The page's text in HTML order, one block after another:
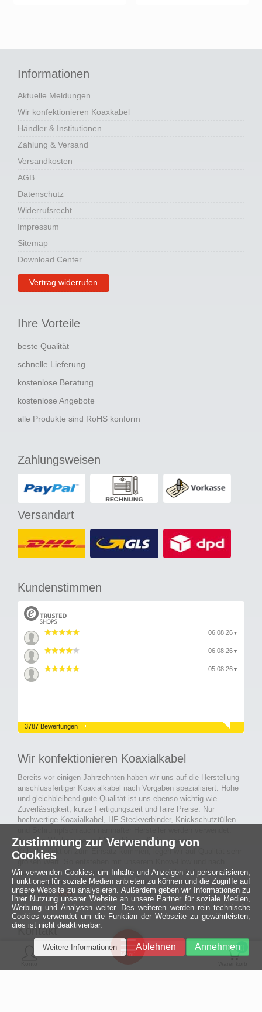
Informationen
Aktuelle Meldungen
Wir konfektionieren Koaxkabel
Händler & Institutionen
Zahlung & Versand
Versandkosten
AGB
Datenschutz
Widerrufsrecht
Impressum
Sitemap
Download Center
Vertrag widerrufen
Ihre Vorteile
beste Qualität
schnelle Lieferung
kostenlose Beratung
kostenlose Angebote
alle Produkte sind RoHS konform
Zahlungsweisen
Versandart
Kundenstimmen
06.08.26 ▼
06.08.26 ▼
05.08.26 ▼
3787 Bewertungen
Wir konfektionieren Koaxialkabel
Bereits vor einigen Jahrzehnten haben wir uns auf die Herstellung
anschlussfertiger Koaxialkabel nach Vorgaben spezialisiert. Hohe
und gleichbleibend gute Qualität ist uns ebenso wichtig wie
Zuverlässigkeit, kurze Fertigungszeit und faire Preise. Nur
hochwertige Koaxialkabel, HF-Steckverbinder, Knickschutztüllen
Auch an Werkzeuge und Maschinen, die in unserer
Kabelkonfektion zum Einsatz kommen, legen wir auf Qualität sehr
großen Wert. So entstehen mit unserem Know-How und nach
passieren der Endkontrolle langlebige und qualitativ hochwertige
konfektionierte Koaxialkabel für viele Bereiche der
Elektronik.mehr ›
Kontakt
MCE Mauritz Electronics
0
Menü
Ein halbes
Jahrhundert
technologische
Zustimmung zur Verwendung von
Cookies
Wir verwenden Cookies, um Inhalte und Anzeigen zu personalisieren,
Funktionen für soziale Medien anbieten zu können und die Zugriffe auf
unsere Website zu analysieren. Außerdem geben wir Informationen zu
Ihrer Nutzung unserer Website an unsere Partner für soziale Medien,
Werbung und Analysen weiter. Des weiteren werden rein technische
Cookies verwendet um die Funktion der Webseite zu gewährleisten,
dies ist nicht deaktivierbar.
Annehmen
Ablehnen
Weitere Informationen